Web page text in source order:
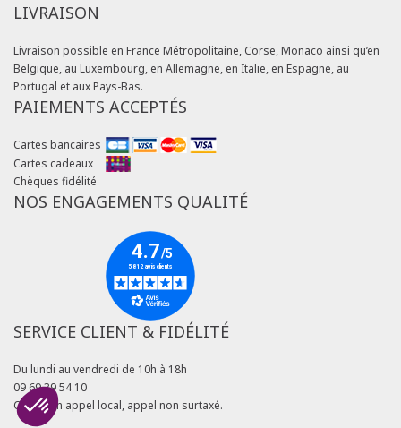
LIVRAISON
Livraison possible en France Métropolitaine, Corse, Monaco ainsi qu’en
Belgique, au Luxembourg, en Allemagne, en Italie, en Espagne, au
Portugal et aux Pays-Bas.
PAIEMENTS ACCEPTÉS
Cartes bancaires
Cartes cadeaux
Chèques fidélité
NOS ENGAGEMENTS QUALITÉ
SERVICE CLIENT & FIDÉLITÉ
Du lundi au vendredi de 10h à 18h
09 69 39 54 10
Coût d'un appel local, appel non surtaxé.